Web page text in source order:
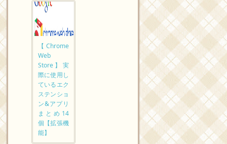
【Chrome
Web
Store】実
際に使用し
ているエク
ステンショ
ン&アプリ
まとめ14
個【拡張機
能】